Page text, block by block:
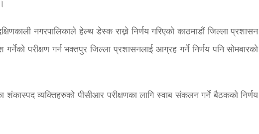
नगरपालिकाले हेल्थ डेस्क राख्ने निर्णय गरिएको काठमाडौं जिल्ला प्रशासन
परीक्षण गर्न भक्तपुर जिल्ला प्रशासनलाई आग्रह गर्ने निर्णय पनि सोमबारको
शंकास्पद व्यक्तिहरुको पीसीआर परीक्षणका लागि स्वाब संकलन गर्ने बैठकको निर्णय